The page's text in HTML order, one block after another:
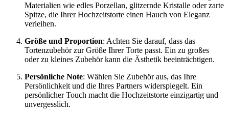
Materialien wie edles Porzellan, glitzernde Kristalle oder zarte
Spitze, die Ihrer Hochzeitstorte einen Hauch von Eleganz
verleihen.
Größe und Proportion: Achten Sie darauf, dass das
Tortenzubehör zur Größe Ihrer Torte passt. Ein zu großes
oder zu kleines Zubehör kann die Ästhetik beeinträchtigen.
Persönliche Note: Wählen Sie Zubehör aus, das Ihre
Persönlichkeit und die Ihres Partners widerspiegelt. Ein
persönlicher Touch macht die Hochzeitstorte einzigartig und
unvergesslich.